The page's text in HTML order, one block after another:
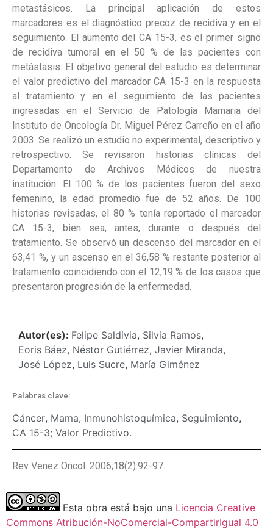
metastásicos. La principal aplicación de estos
marcadores es el diagnóstico precoz de recidiva y en el
seguimiento. El aumento del CA 15-3, es el primer signo
de recidiva tumoral en el 50 % de las pacientes con
metástasis. El objetivo general del estudio es determinar
el valor predictivo del marcador CA 15-3 en la respuesta
al tratamiento y en el seguimiento de las pacientes
ingresadas en el Servicio de Patología Mamaria del
Instituto de Oncología Dr. Miguel Pérez Carreño en el año
2003. Se realizó un estudio no experimental, descriptivo y
retrospectivo. Se revisaron historias clínicas del
Departamento de Archivos Médicos de nuestra
institución. El 100 % de los pacientes fueron del sexo
femenino, la edad promedio fue de 52 años. De 100
historias revisadas, el 80 % tenía reportado el marcador
CA 15-3, bien sea, antes, durante o después del
tratamiento. Se observó un descenso del marcador en el
63,41 %, y un ascenso en el 36,58 % restante posterior al
tratamiento coincidiendo con el 12,19 % de los casos que
presentaron progresión de la enfermedad.
Autor(es): Felipe Saldivia, Silvia Ramos,
Eoris Báez, Néstor Gutiérrez, Javier Miranda,
José López, Luis Sucre, María Giménez
Palabras clave:
Cáncer, Mama, Inmunohistoquímica, Seguimiento,
CA 15-3; Valor Predictivo.
Rev Venez Oncol. 2006;18(2):92-97.
Esta obra está bajo una Licencia Creative
Commons Atribución-NoComercial-CompartirIgual 4.0